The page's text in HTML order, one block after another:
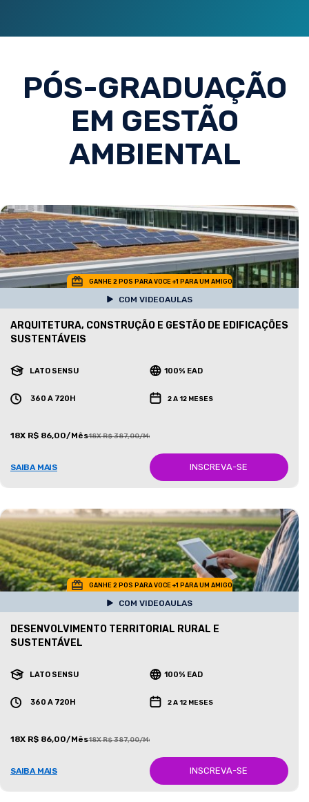
PÓS-GRADUAÇÃO
EM GESTÃO
AMBIENTAL
GANHE 2 POS PARA VOCE +1 PARA UM AMIGO
COM VIDEOAULAS
ARQUITETURA, CONSTRUÇÃO E GESTÃO DE EDIFICAÇÕES
SUSTENTÁVEIS
LATO SENSU 100% EAD
360 A 720H 2 A 12 MESES
18X R$ 86,00/Mês18X R$ 387,00/Mês
SAIBA MAIS INSCREVA-SE
GANHE 2 POS PARA VOCE +1 PARA UM AMIGO
COM VIDEOAULAS
DESENVOLVIMENTO TERRITORIAL RURAL E
SUSTENTÁVEL
LATO SENSU 100% EAD
360 A 720H 2 A 12 MESES
18X R$ 86,00/Mês18X R$ 387,00/Mês
SAIBA MAIS INSCREVA-SE